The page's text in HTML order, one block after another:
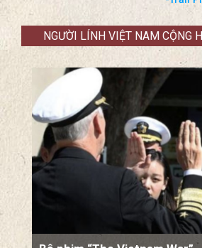
Đệ Nhất Cộng
Căn
Bài 4: Những
chính sách
-Trần
NGƯỜI LÍNH VIỆT NAM CỘNG